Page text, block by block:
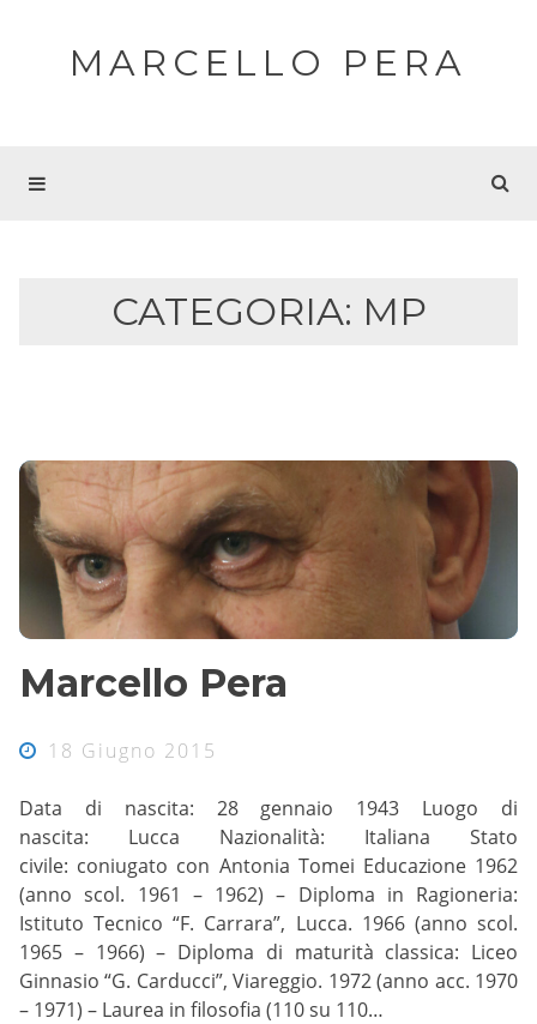
MARCELLO PERA
CATEGORIA: MP
Marcello Pera
18 Giugno 2015
Data di nascita: 28 gennaio 1943 Luogo di
nascita: Lucca Nazionalità: Italiana Stato
civile: coniugato con Antonia Tomei Educazione 1962
(anno scol. 1961 – 1962) – Diploma in Ragioneria:
Istituto Tecnico “F. Carrara”, Lucca. 1966 (anno scol.
1965 – 1966) – Diploma di maturità classica: Liceo
Ginnasio “G. Carducci”, Viareggio. 1972 (anno acc. 1970
– 1971) – Laurea in filosofia (110 su 110…